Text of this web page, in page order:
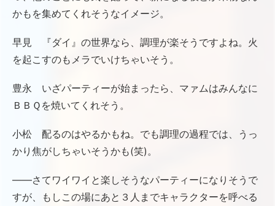
かもを集めてくれそうなイメージ。
早見 『ダイ』の世界なら、調理が楽そうですよね。火
を起こすのもメラでいけちゃいそう。
豊永 いざパーティーが始まったら、マァムはみんなに
ＢＢＱを焼いてくれそう。
小松 配るのはやるかもね。でも調理の過程では、うっ
かり焦がしちゃいそうかも(笑)。
――さてワイワイと楽しそうなパーティーになりそうで
すが、もしこの場にあと３人までキャラクターを呼べる